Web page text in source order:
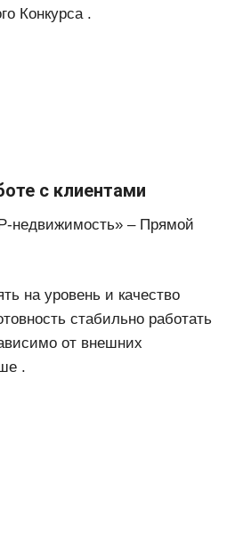
Конкурса .
с клиентами
недвижимость» – Прямой
на уровень и качество
стабильно работать
от внешних
.